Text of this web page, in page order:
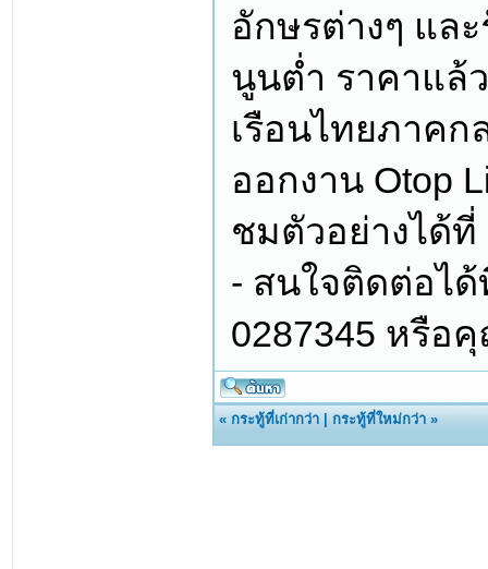
อักษรต่างๆ แล
นูนต่ำ ราคาแล้
เรือนไทยภาคก
ออกงาน Otop
ชมตัวอย่างได้ที่
- สนใจติดต่อได้
0287345 หรือ
«กระทู้ที่เก่ากว่า |กระทู้ที่ใหม่กว่า »